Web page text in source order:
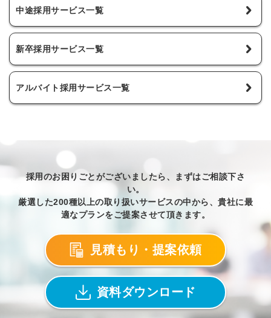
中途採用サービス一覧
新卒採用サービス一覧
アルバイト採用サービス一覧
採用のお困りごとがございましたら、まずはご相談下さ
い。
厳選した200種以上の取り扱いサービスの中から、貴社に最
適なプランをご提案させて頂きます。
見積もり・提案依頼
資料ダウンロード